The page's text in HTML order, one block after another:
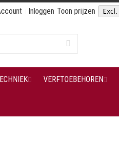
Inloggen Toon prijzen
VERFTOEBEHOREN